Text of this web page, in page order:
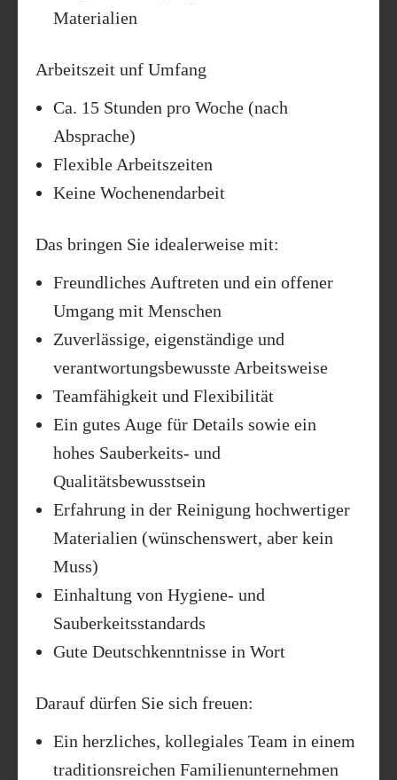
Materialien
Arbeitszeit unf Umfang
Ca. 15 Stunden pro Woche (nach
Absprache)
Flexible Arbeitszeiten
Keine Wochenendarbeit
Das bringen Sie idealerweise mit:
Freundliches Auftreten und ein offener
Umgang mit Menschen
Zuverlässige, eigenständige und
verantwortungsbewusste Arbeitsweise
Teamfähigkeit und Flexibilität
Ein gutes Auge für Details sowie ein
hohes Sauberkeits- und
Qualitätsbewusstsein
Erfahrung in der Reinigung hochwertiger
Materialien (wünschenswert, aber kein
Muss)
Einhaltung von Hygiene- und
Sauberkeitsstandards
Gute Deutschkenntnisse in Wort
Darauf dürfen Sie sich freuen:
Ein herzliches, kollegiales Team in einem
traditionsreichen Familienunternehmen